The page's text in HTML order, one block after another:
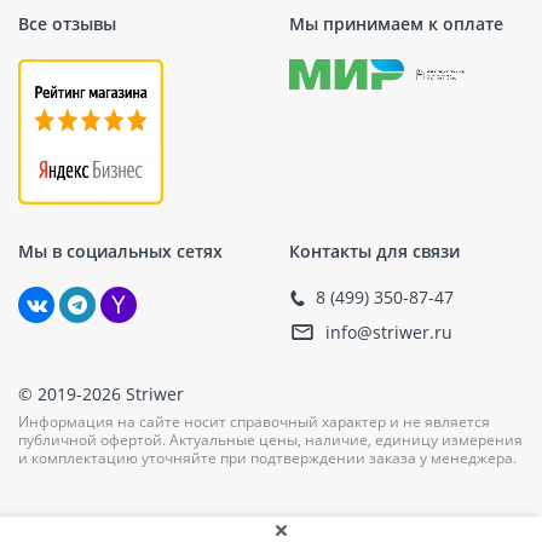
аккумулятора
Тип патрона
Количество
крепежа
16 М
момент
Регулировка
частоты
Есть
Все отзывы Мы принимаем к оплате
Мы в социальных сетях Контакты для связи
8 (499) 350-87-47
info@striwer.ru
© 2019-2026 Striwer
Информация на сайте носит справочный характер и не является
публичной офертой. Актуальные цены, наличие, единицу измерения
и комплектацию уточняйте при подтверждении заказа у менеджера.